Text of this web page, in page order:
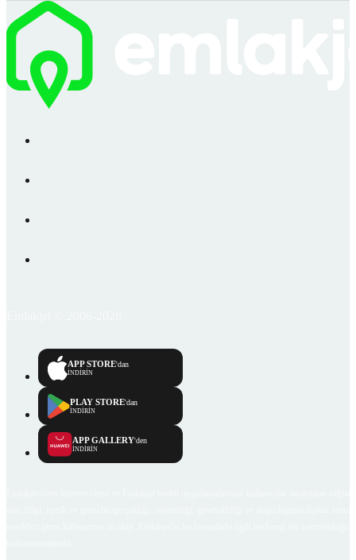
APP STORE'dan
İNDİRİN
PLAY STORE'dan
İNDİRİN
APP GALLERY'den
İNDİRİN